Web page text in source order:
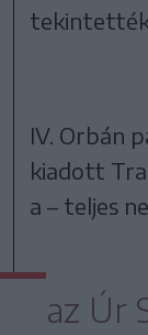
IV. Orbán
kiadott
a – teljes
az Úr